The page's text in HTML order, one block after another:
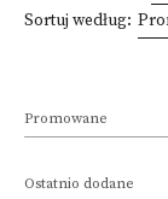
Sortuj według:
Promowane
Ostatnio dodane